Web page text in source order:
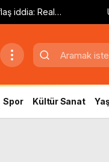
iddia: Real
Spor Kültür Sanat